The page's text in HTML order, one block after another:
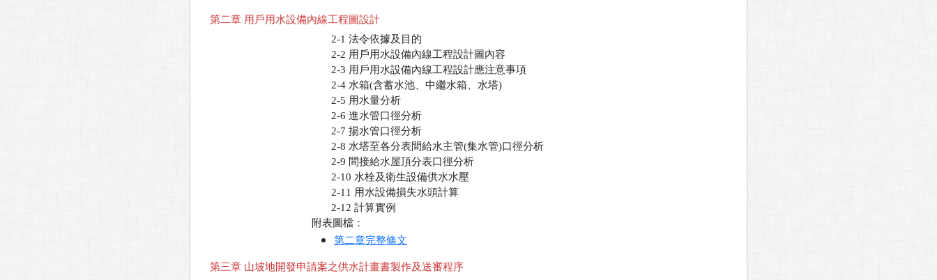
第二章 用戶用水設備內線工程圖設計
       2-1 法令依據及目的
       2-2 用戶用水設備內線工程設計圖內容
       2-3 用戶用水設備內線工程設計應注意事項
       2-4 水箱(含蓄水池、中繼水箱、水塔)
       2-5 用水量分析
       2-6 進水管口徑分析
       2-7 揚水管口徑分析
       2-8 水塔至各分表間給水主管(集水管)口徑分析
       2-9 間接給水屋頂分表口徑分析
       2-10 水栓及衛生設備供水水壓
       2-11 用水設備損失水頭計算
       2-12 計算實例
附表圖檔：
第二章完整條文
第三章 山坡地開發申請案之供水計畫書製作及送審程序